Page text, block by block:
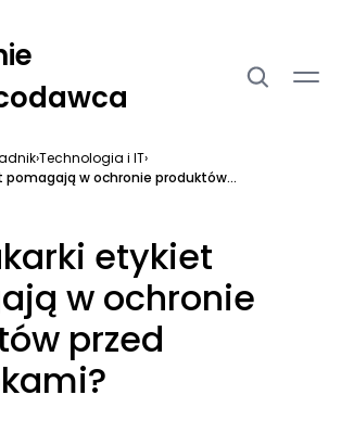
›Technologia i IT›
pomagają w ochronie produktów...
etykiet
w ochronie
przed